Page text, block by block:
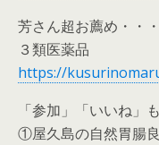
芳さん超お薦め・・
３類医薬品
https://
「参加」「いいね」
①屋久島の自然胃腸